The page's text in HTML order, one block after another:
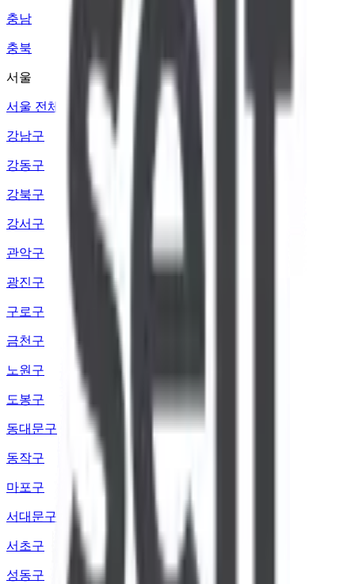
충남
충북
서울
서울 전체
강남구
강동구
강북구
강서구
관악구
광진구
구로구
금천구
노원구
도봉구
동대문구
동작구
마포구
서대문구
서초구
성동구